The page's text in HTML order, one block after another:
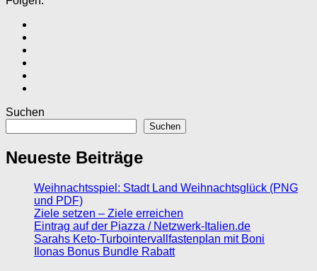
Suchen
Suchen
Neueste Beiträge
Weihnachtsspiel: Stadt Land Weihnachtsglück (PNG
und PDF)
Ziele setzen – Ziele erreichen
Eintrag auf der Piazza / Netzwerk-Italien.de
Sarahs Keto-Turbointervallfastenplan mit Boni
Ilonas Bonus Bundle Rabatt